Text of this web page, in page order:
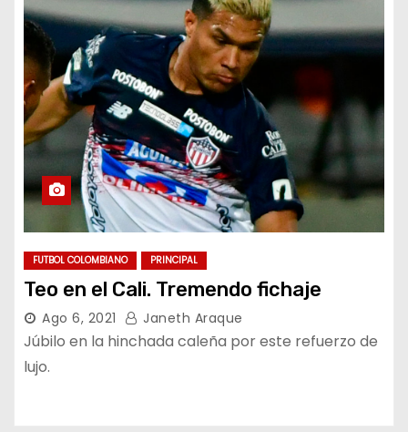
FUTBOL COLOMBIANO PRINCIPAL
Teo en el Cali. Tremendo fichaje
Ago 6, 2021 Janeth Araque
Júbilo en la hinchada caleña por este refuerzo de
lujo.